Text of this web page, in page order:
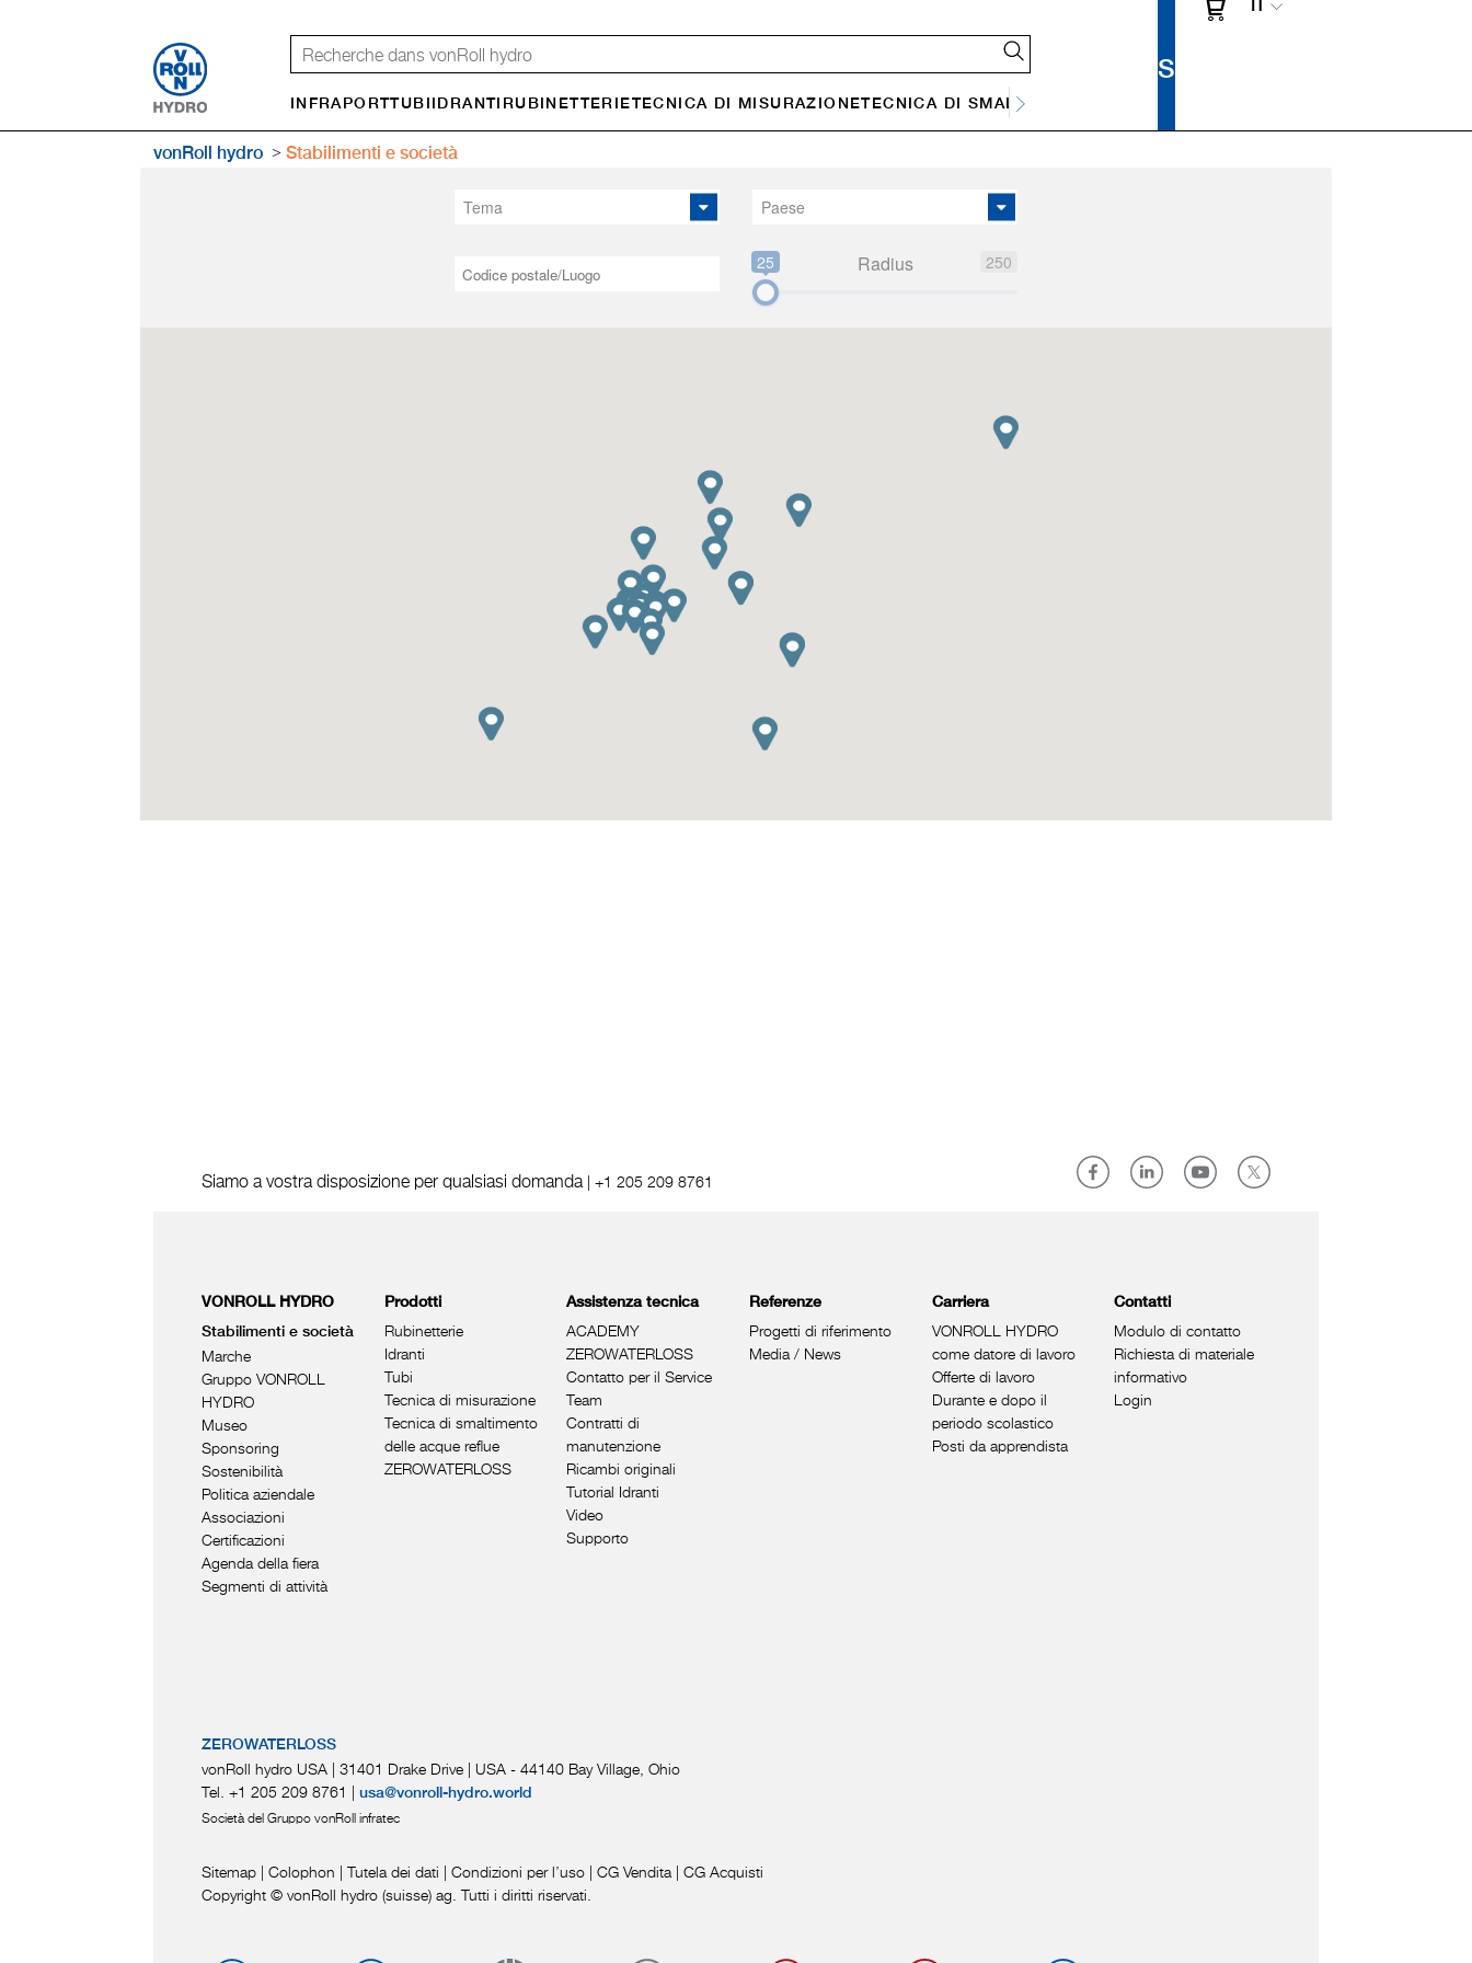
INFRAPORTTUBI IDRANTI RUBINETTERIETECNICA DI MISURA­ZIONETECNICA DI SMALTIMENTO DELLE ACQUE REFLUE
vonRoll hydro Stabilimenti e società
Siamo a vostra disposizione per qualsiasi domanda | +1 205 209 8761
VONROLL HYDRO
Stabilimenti e società
Marche
Gruppo VONROLL
HYDRO
Museo
Sponsoring
Sostenibilità
Politica aziendale
Associazioni
Certificazioni
Agenda della fiera
Segmenti di attività
Prodotti
Rubinetterie
Idranti
Tubi
Tecnica di misurazione
Tecnica di smaltimento
delle acque reflue
ZEROWATERLOSS
Assistenza tecnica
ACADEMY
ZEROWATERLOSS
Contatto per il Service
Team
Contratti di
manutenzione
Ricambi originali
Tutorial Idranti
Video
Supporto
Referenze
Progetti di riferimento
Media / News
Carriera
VONROLL HYDRO
come datore di lavoro
Offerte di lavoro
Durante e dopo il
periodo scolastico
Posti da apprendista
Contatti
Modulo di contatto
Richiesta di materiale
informativo
Login
ZEROWATERLOSS
vonRoll hydro USA | 31401 Drake Drive | USA - 44140 Bay Village, Ohio
Tel. +1 205 209 8761 | usa@vonroll-hydro.world
Società del Gruppo vonRoll infratec
Sitemap | Colophon | Tutela dei dati | Condizioni per l’uso | CG Vendita | CG Acquisti
Copyright © vonRoll hydro (suisse) ag. Tutti i diritti riservati.